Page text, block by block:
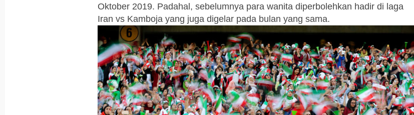
Oktober 2019. Padahal, sebelumnya para wanita diperbolehkan hadir di laga
Iran vs Kamboja yang juga digelar pada bulan yang sama.